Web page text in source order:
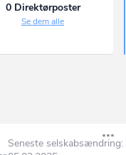
0 Direktørposter
Se dem alle
Seneste selskabsændring: